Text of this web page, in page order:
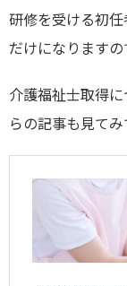
研修を受ける初
だけになりますの
介護福祉士取得
らの記事も見てみ